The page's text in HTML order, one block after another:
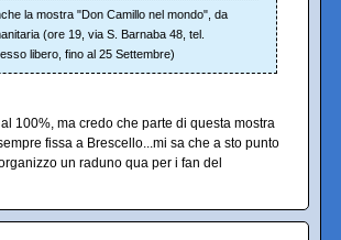
la mostra "Don Camillo nel mondo", da
(ore 19, via S. Barnaba 48, tel.
libero, fino al 25 Settembre)
100%, ma credo che parte di questa mostra
fissa a Brescello...mi sa che a sto punto
un raduno qua per i fan del